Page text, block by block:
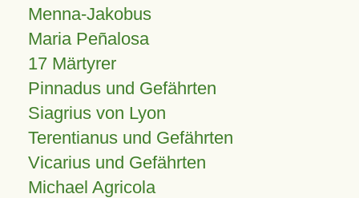
Menna-Jakobus
Maria Peñalosa
17 Märtyrer
Pinnadus und Gefährten
Siagrius von Lyon
Terentianus und Gefährten
Vicarius und Gefährten
Michael Agricola